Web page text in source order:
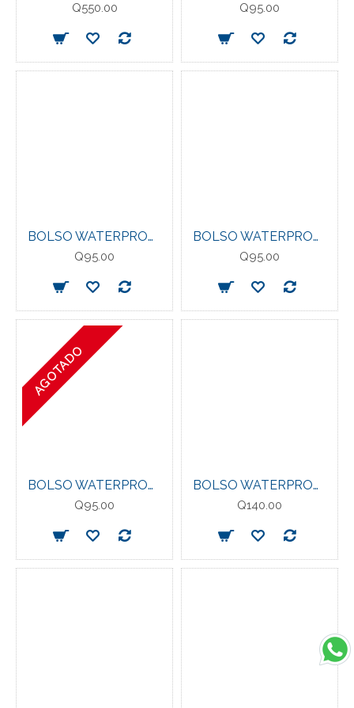
Q550.00 Q95.00
BOLSO WATERPROOF EVERLAST 5LT. OR
Q95.00
BOLSO WATERPROOF EVERLAST 5LT. BL
Q95.00
AGOTADO
BOLSO WATERPROOF EVERLAST 5LT. BK
Q95.00
BOLSO WATERPROOF EVERLAST 15LT. YW
Q140.00